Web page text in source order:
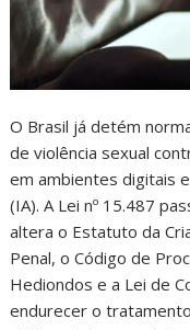
O Brasil já detém
de violência sexual
em ambientes digitais
(IA). A Lei nº 15.487
altera o Estatuto da
Penal, o Código de
Hediondos e a Lei de
endurecer o